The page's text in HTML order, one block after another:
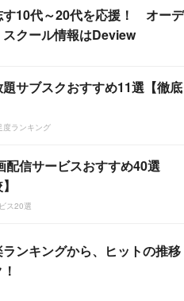
す10代～20代を応援！ オーデ
スクール情報はDeview
サブスクおすすめ11選【徹底
度ランキング
配信サービスおすすめ40選
ス20選
ンキングから、ヒットの推移